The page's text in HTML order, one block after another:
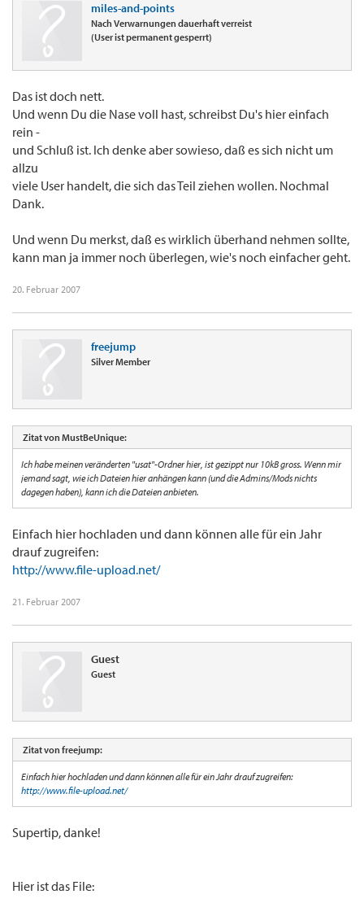
miles-and-points
Nach Verwarnungen dauerhaft verreist
(User ist permanent gesperrt)
Das ist doch nett.
Und wenn Du die Nase voll hast, schreibst Du's hier einfach
rein -
und Schluß ist. Ich denke aber sowieso, daß es sich nicht um
allzu
viele User handelt, die sich das Teil ziehen wollen. Nochmal
Dank.
Und wenn Du merkst, daß es wirklich überhand nehmen sollte,
kann man ja immer noch überlegen, wie's noch einfacher geht.
20. Februar 2007
freejump
Silver Member
Zitat von MustBeUnique:
Ich habe meinen veränderten "usat"-Ordner hier, ist gezippt nur 10kB gross. Wenn mir
jemand sagt, wie ich Dateien hier anhängen kann (und die Admins/Mods nichts
dagegen haben), kann ich die Dateien anbieten.
Einfach hier hochladen und dann können alle für ein Jahr
drauf zugreifen:
http://www.file-upload.net/
21. Februar 2007
Guest
Guest
Zitat von freejump:
Einfach hier hochladen und dann können alle für ein Jahr drauf zugreifen:
http://www.file-upload.net/
Supertip, danke!
Hier ist das File: